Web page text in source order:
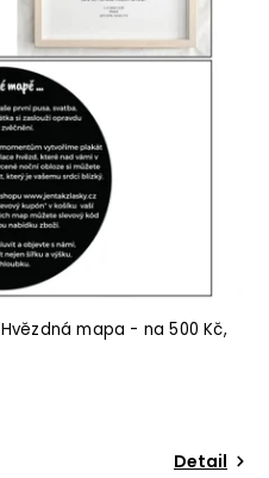
mapa - na 500 Kč,
Detail